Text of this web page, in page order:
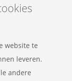
website te
leveren.
andere